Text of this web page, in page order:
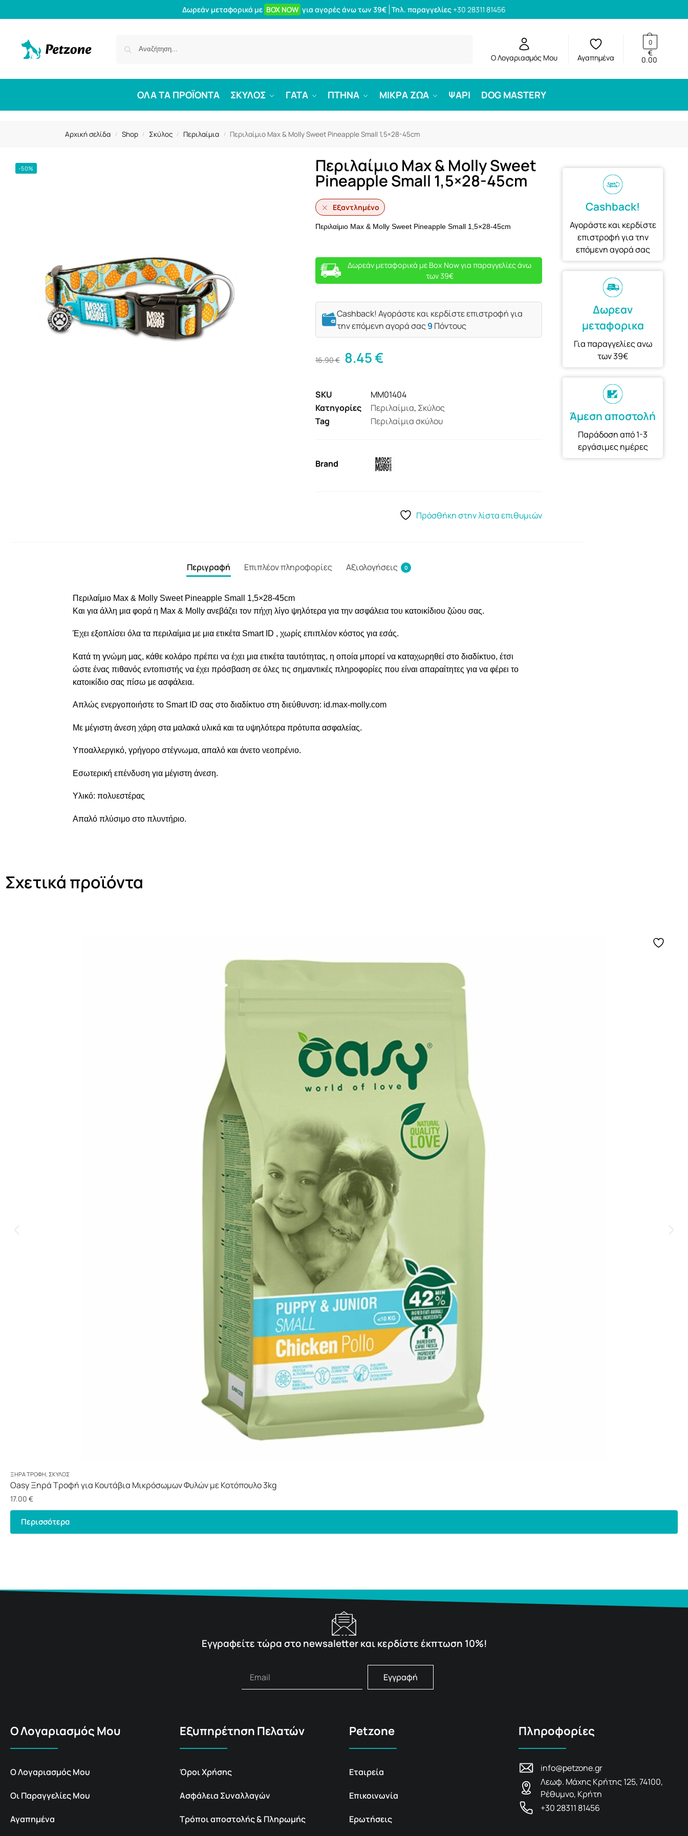
Δωρεάν μεταφορικά με BOX NOW για αγορές άνω των 39€ Τηλ. παραγγελίες +30 28311 81456
Ο Λογαριασμός Μου Αγαπημένα 0.00
€
0
ΟΛΑ ΤΑ ΠΡΟΪΟΝΤΑ ΣΚΥΛΟΣ ΓΑΤΑ ΠΤΗΝΑ ΜΙΚΡΑ ΖΩΑ ΨΑΡΙ DOG MASTERY
Αρχική σελίδα / Shop / Σκύλος / Περιλαίμια / Περιλαίμιο Max & Molly Sweet Pineapple Small 1,5×28-45cm
-50% Περιλαίμιο Max & Molly Sweet
Pineapple Small 1,5×28-45cm
Εξαντλημένο
Περιλαίμιο Max & Molly Sweet Pineapple Small 1,5×28-45cm
Δωρεάν μεταφορικά με Box Now για παραγγελίες άνω
των 39€
Cashback! Αγοράστε και κερδίστε επιστροφή για
την επόμενη αγορά σας9 Πόντους
16.90€ 8.45€
SKU
MM01404
Κατηγορίες
Περιλαίμια, Σκύλος
Tag
Περιλαίμια σκύλου
Brand
Πρόσθήκη στην λίστα επιθυμιών
Cashback!
Αγοράστε και κερδίστε
επιστροφή για την
επόμενη αγορά σας
Δωρεαν
μεταφορικα
Για παραγγελίες ανω
των 39€
Άμεση αποστολή
Παράδοση από 1-3
εργάσιμες ημέρες
Περιγραφή Επιπλέον πληροφορίες Αξιολογήσεις 0
Περιλαίμιο Max & Molly Sweet Pineapple Small 1,5×28-45cm
Και για άλλη μια φορά η Max & Molly ανεβάζει τον πήχη λίγο ψηλότερα για την ασφάλεια του κατοικίδιου ζώου σας.
Έχει εξοπλίσει όλα τα περιλαίμια με μια ετικέτα Smart ID , χωρίς επιπλέον κόστος για εσάς.
Κατά τη γνώμη μας, κάθε κολάρο πρέπει να έχει μια ετικέτα ταυτότητας, η οποία μπορεί να καταχωρηθεί στο διαδίκτυο, έτσι
ώστε ένας πιθανός εντοπιστής να έχει πρόσβαση σε όλες τις σημαντικές πληροφορίες που είναι απαραίτητες για να φέρει το
κατοικίδιο σας πίσω με ασφάλεια.
Απλώς ενεργοποιήστε το Smart ID σας στο διαδίκτυο στη διεύθυνση: id.max-molly.com
Με μέγιστη άνεση χάρη στα μαλακά υλικά και τα υψηλότερα πρότυπα ασφαλείας.
Υποαλλεργικό, γρήγορο στέγνωμα, απαλό και άνετο νεοπρένιο.
Εσωτερική επένδυση για μέγιστη άνεση.
Υλικό: πολυεστέρας
Απαλό πλύσιμο στο πλυντήριο.
Σχετικά προϊόντα
ΞΗΡΆ ΤΡΟΦΉ ΣΚΎΛΟΣ
Oasy Ξηρά Τροφή για Κουτάβια Μικρόσωμων Φυλών με Κοτόπουλο 3kg
17.00 €
Περισσότερα
Εγγραφείτε τώρα στο newsaletter και κερδίστε έκπτωση 10%!
Εγγραφή
Ο Λογαριασμός Μου
Ο Λογαριασμός Μου
Οι Παραγγελίες Μου
Αγαπημένα
Εξυπηρέτηση Πελατών
Όροι Χρήσης
Ασφάλεια Συναλλαγών
Τρόποι αποστολής & Πληρωμής
Petzone
Εταιρεία
Επικοινωνία
Ερωτήσεις
Πληροφορίες
info@petzone.gr
Λεωφ. Μάχης Κρήτης 125, 74100,
Ρέθυμνο, Κρήτη
+30 28311 81456